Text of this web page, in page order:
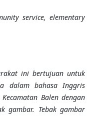
service, elementary
ini bertujuan untuk
dalam bahasa Inggris
Balen dengan
gambar. Tebak gambar